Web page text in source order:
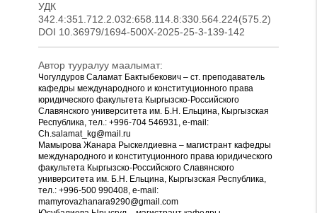
УДК
342.4:351.712.2.032:658.114.8:330.564.224(575.2)
DOI 10.36979/1694-500X-2025-25-3-139-142
Автор тууралуу маалымат:
Чогулдуров Саламат Бактыбекович – ст. преподаватель
кафедры международного и конституционного права
юридического факультета Кыргызско-Российского
Славянского университета им. Б.Н. Ельцина, Кыргызская
Республика, тел.: +996-704 546931, е-mail:
Ch.salamat_kg@mail.ru
Мамырова Жанара Рыскелдиевна – магистрант кафедры
международного и конституционного права юридического
факультета Кыргызско-Российского Славянского
университета им. Б.Н. Ельцина, Кыргызская Республика,
тел.: +996-500 990408, e-mail:
mamyrovazhanara9290@gmail.com